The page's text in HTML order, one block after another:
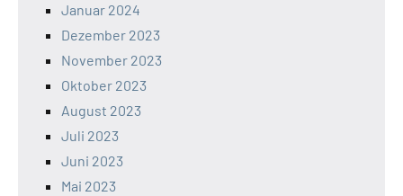
Januar 2024
Dezember 2023
November 2023
Oktober 2023
August 2023
Juli 2023
Juni 2023
Mai 2023